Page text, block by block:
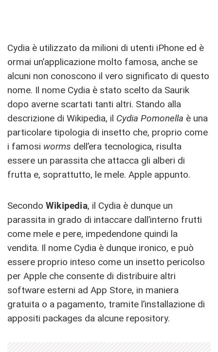
Cydia è utilizzato da milioni di utenti iPhone ed è
ormai un’applicazione molto famosa, anche se
alcuni non conoscono il vero significato di questo
nome. Il nome Cydia è stato scelto da Saurik
dopo averne scartati tanti altri. Stando alla
descrizione di Wikipedia, il Cydia Pomonella è una
particolare tipologia di insetto che, proprio come
i famosi worms dell’era tecnologica, risulta
essere un parassita che attacca gli alberi di
frutta e, soprattutto, le mele. Apple appunto.
Secondo Wikipedia, il Cydia è dunque un
parassita in grado di intaccare dall’interno frutti
come mele e pere, impedendone quindi la
vendita. Il nome Cydia è dunque ironico, e può
essere proprio inteso come un insetto pericolso
per Apple che consente di distribuire altri
software esterni ad App Store, in maniera
gratuita o a pagamento, tramite l’installazione di
appositi packages da alcune repository.